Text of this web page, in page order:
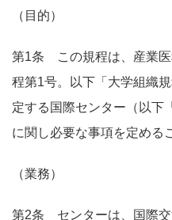
（目的）
第1条 この規程は、産業医
程第1号。以下「大学組織
定する国際センター（以下
に関し必要な事項を定める
（業務）
第2条 センターは、国際交